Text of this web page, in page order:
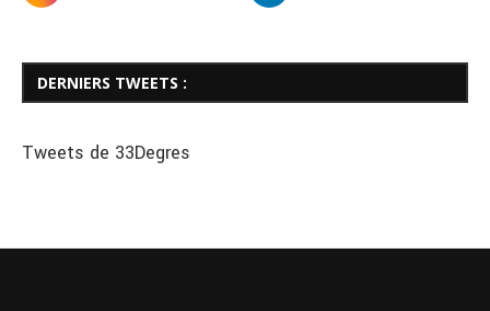
DERNIERS TWEETS :
Tweets de 33Degres